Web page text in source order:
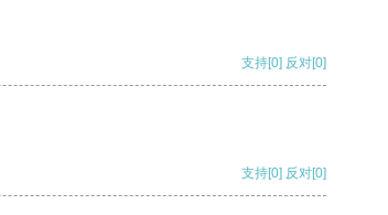
支持[0] 反对[0]
支持[0] 反对[0]